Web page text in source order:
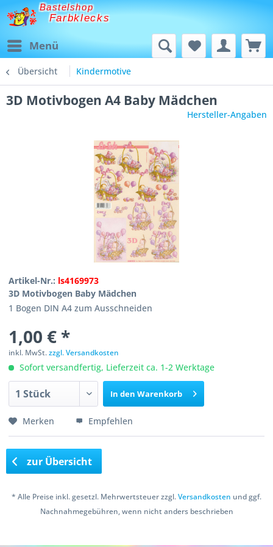
Bastelshop
Farbklecks
Menü
Übersicht Kindermotive
3D Motivbogen A4 Baby Mädchen
Hersteller-Angaben
Artikel-Nr.: ls4169973
3D Motivbogen Baby Mädchen
1 Bogen DIN A4 zum Ausschneiden
1,00 € *
inkl. MwSt.zzgl. Versandkosten
Sofort versandfertig, Lieferzeit ca. 1-2 Werktage
In den Warenkorb
Merken Empfehlen
zur Übersicht
* Alle Preise inkl. gesetzl. Mehrwertsteuer zzgl.Versandkosten und ggf.
Nachnahmegebühren, wenn nicht anders beschrieben